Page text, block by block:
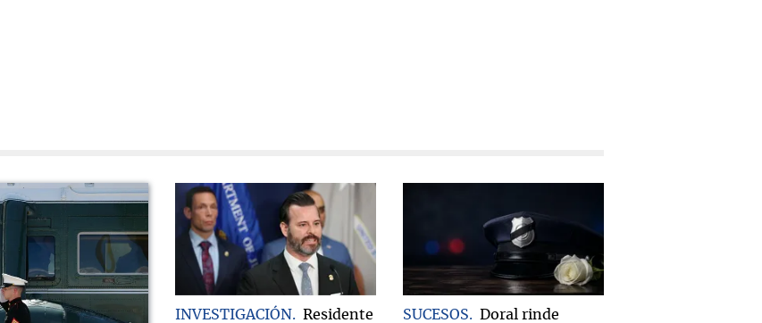
INVESTIGACIÓN Residente SUCESOS Doral rinde